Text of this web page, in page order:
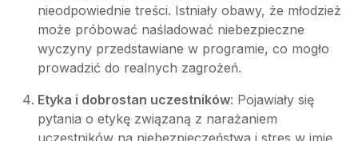
nieodpowiednie treści. Istniały obawy, że młodzież
może próbować naśladować niebezpieczne
wyczyny przedstawiane w programie, co mogło
prowadzić do realnych zagrożeń.
Etyka i dobrostan uczestników: Pojawiały się
pytania o etykę związaną z narażaniem
uczestników na niebezpieczeństwa i stres w imię